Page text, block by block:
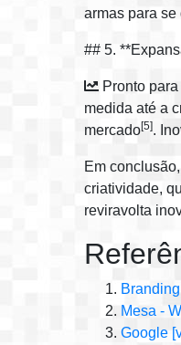
armas para
## 5.
Pronto
medida até a
mercado[5].
Em
criatividade,
reviravolta
Mesa -
Google